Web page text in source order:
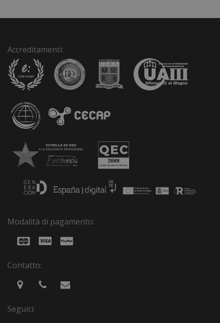
Accreditamenti:
Modalità di pagamento:
Contatto:
Seguici: